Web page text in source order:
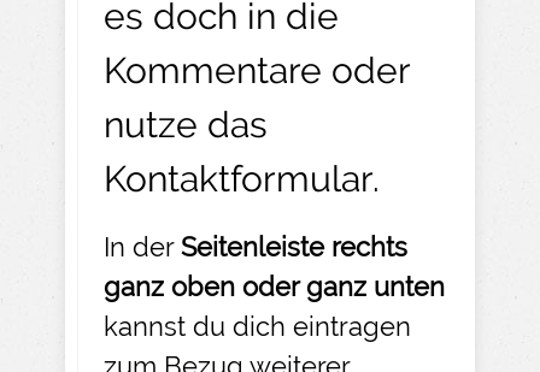
es doch in die
Kommentare oder
nutze das
Kontaktformular.
In derSeitenleiste rechts
ganz oben oder ganz unten
kannst du dich eintragen